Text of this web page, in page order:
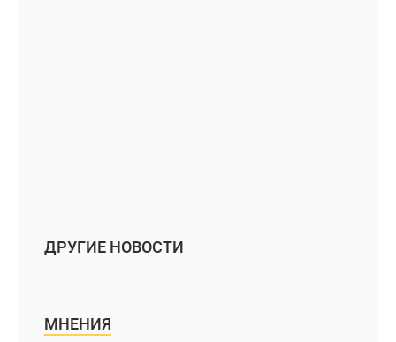
ДРУГИЕ НОВОСТИ
МНЕНИЯ